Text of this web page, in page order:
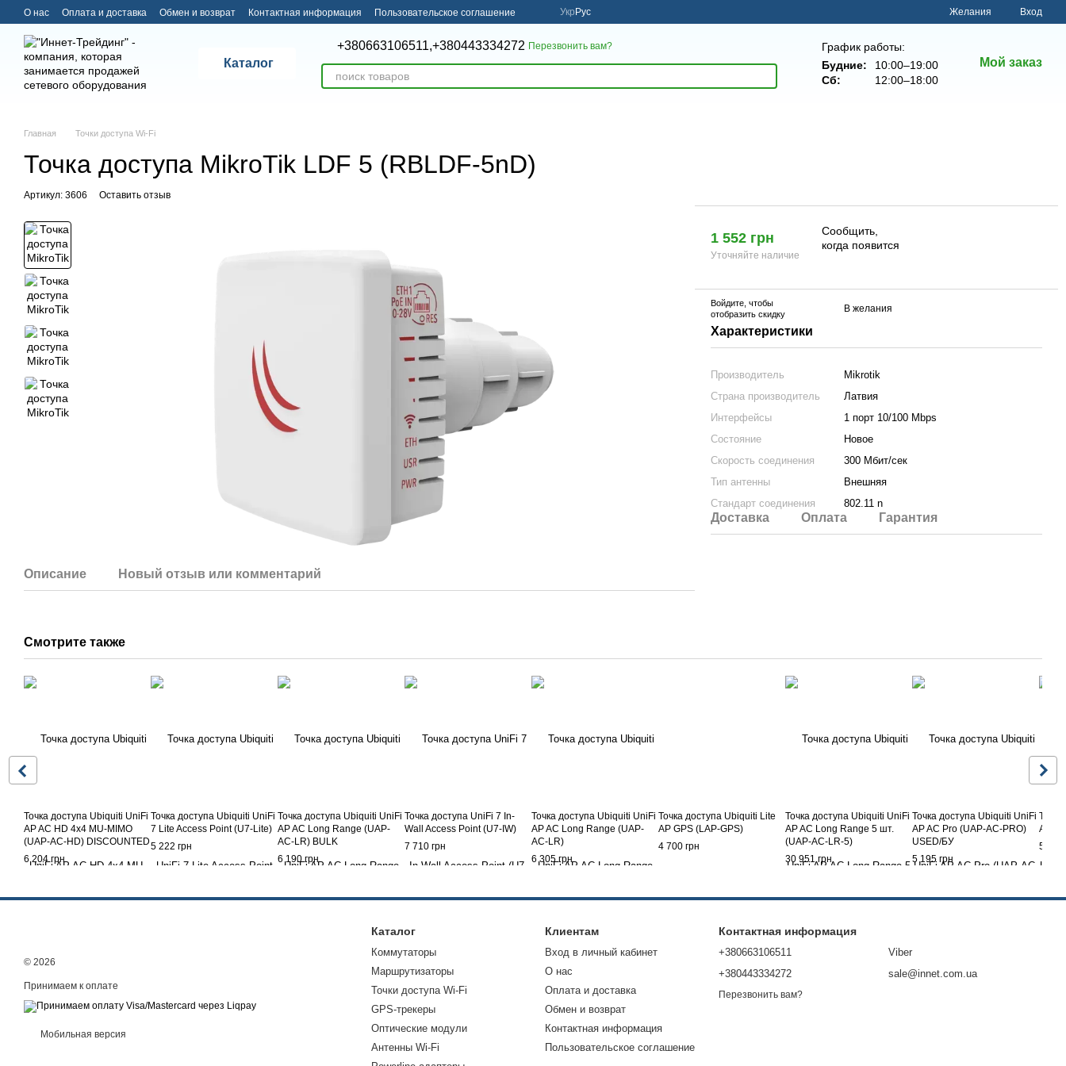
Перейти к основному контенту
О нас Оплата и доставка Обмен и возврат Контактная информация Пользовательское соглашение Укр Рус Желания Вход
Каталог
+380663106511,+380443334272 Перезвонить вам?
График работы:
Будние:
10:00–19:00
Сб:
12:00–18:00
Мой заказ
Главная Точки доступа Wi-Fi
Точка доступа MikroTik LDF 5 (RBLDF-5nD)
Артикул: 3606 Оставить отзыв
Описание Новый отзыв или комментарий
1 552 грн
Уточняйте наличие
Сообщить,
когда появится
Войдите , чтобы
отобразить скидку
В желания
Характеристики
Производитель
Mikrotik
Страна производитель
Латвия
Интерфейсы
1 порт 10/100 Mbps
Состояние
Новое
Скорость соединения
300 Мбит/сек
Тип антенны
Внешняя
Стандарт соединения
802.11 n
Доставка Оплата Гарантия
Смотрите также
Точка доступа Ubiquiti UniFi
AP AC HD 4x4 MU-MIMO
(UAP-AC-HD) DISCOUNTED
6 204 грн
Точка доступa Ubiquiti UniFi
7 Lite Access Point (U7-Lite)
5 222 грн
Точка доступа Ubiquiti UniFi
AP AC Long Range (UAP-
AC-LR) BULK
6 190 грн
Точка доступа UniFi 7 In-
Wall Access Point (U7-IW)
7 710 грн
Точка доступа Ubiquiti UniFi
AP AC Long Range (UAP-
AC-LR)
6 305 грн
Точка доступа Ubiquiti Lite
AP GPS (LAP-GPS)
4 700 грн
Точка доступа Ubiquiti UniFi
AP AC Long Range 5 шт.
(UAP-AC-LR-5)
30 951 грн
Точка доступа Ubiquiti UniFi
AP AC Pro (UAP-AC-PRO)
USED/БУ
5 195 грн
AP
5 158
© 2026
Принимаем к оплате
Мобильная версия
Каталог
Коммутаторы
Маршрутизаторы
Точки доступа Wi-Fi
GPS-трекеры
Оптические модули
Антенны Wi-Fi
Клиентам
Вход в личный кабинет
О нас
Оплата и доставка
Обмен и возврат
Контактная информация
Пользовательское соглашение
Контактная информация
+380663106511
+380443334272
Перезвонить вам?
Viber
sale@innet.com.ua